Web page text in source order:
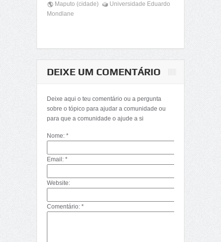
Maputo (cidade)
Universidade Eduardo
Mondlane
DEIXE UM COMENTÁRIO
Deixe aqui o teu comentário ou a pergunta
sobre o tópico para ajudar a comunidade ou
para que a comunidade o ajude a si
Nome: *
Email: *
Website:
Comentário: *